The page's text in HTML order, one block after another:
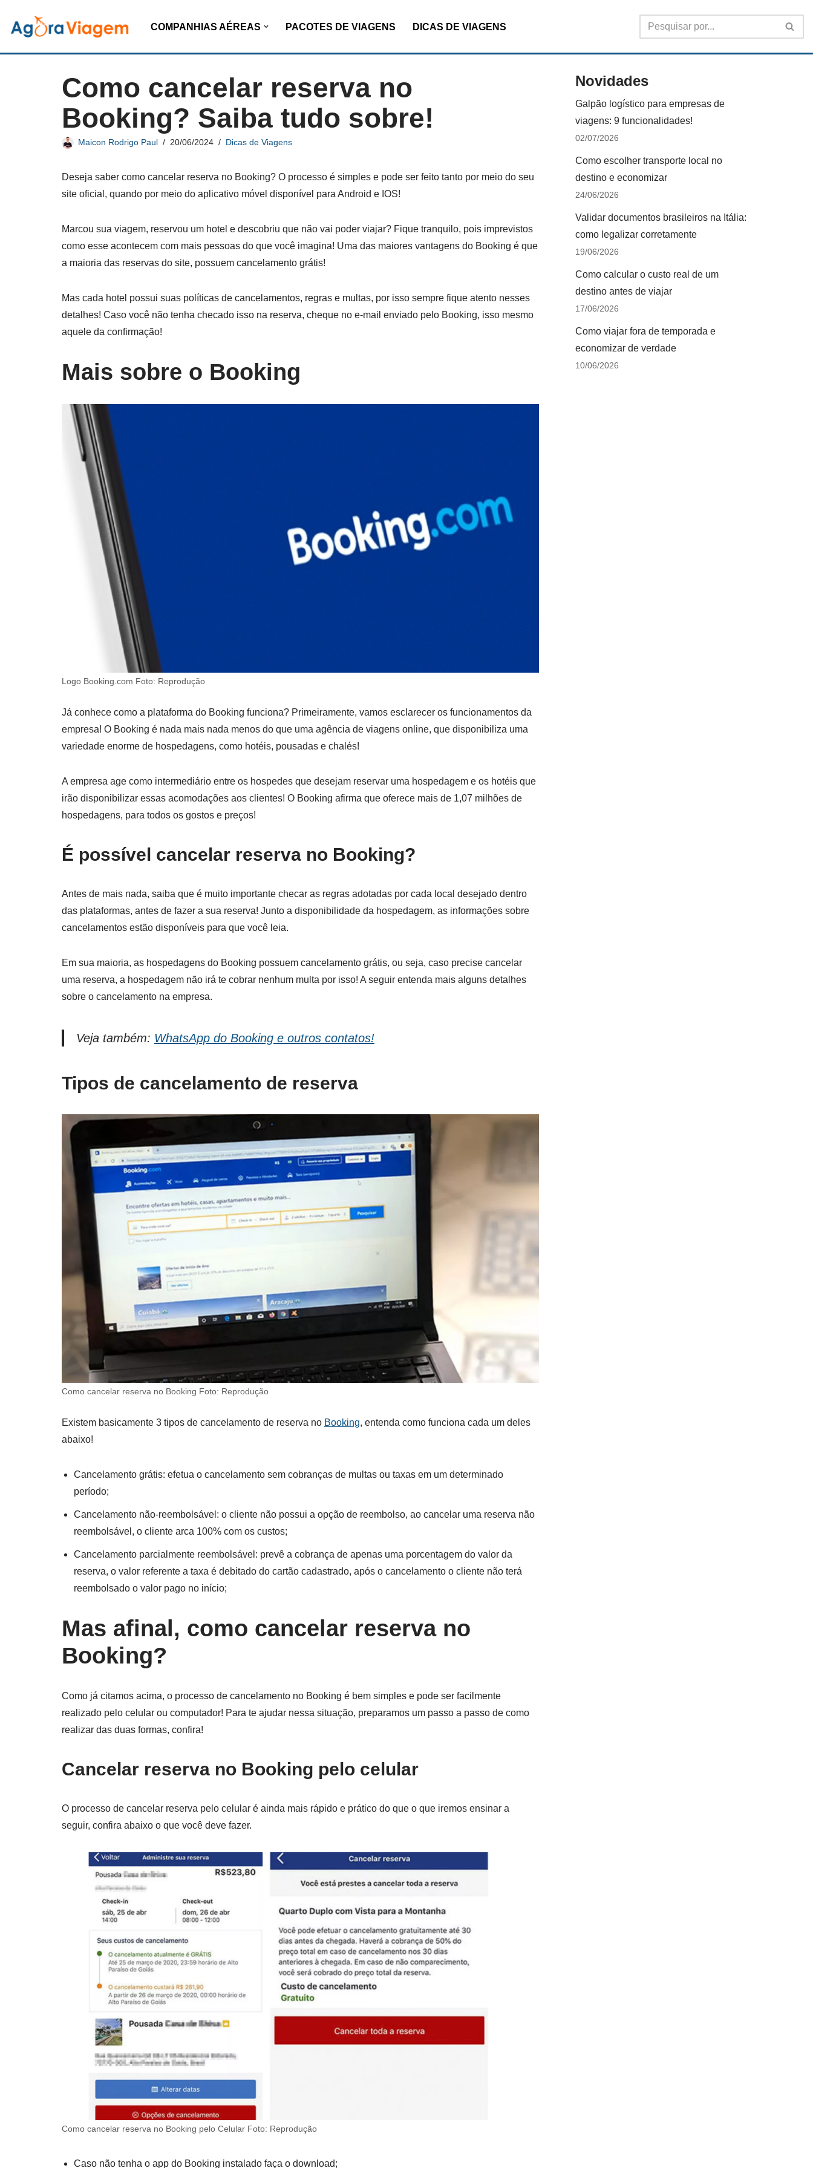
Pular
para
COMPANHIAS AÉREAS PACOTES DE VIAGENS DICAS DE VIAGENS
Como cancelar reserva no
Booking? Saiba tudo sobre!
Maicon Rodrigo Paul 20/06/2024 Dicas de Viagens
Deseja saber como cancelar reserva no Booking? O processo é simples e pode ser feito tanto por meio do seu
site oficial, quando por meio do aplicativo móvel disponível para Android e IOS!
Marcou sua viagem, reservou um hotel e descobriu que não vai poder viajar? Fique tranquilo, pois imprevistos
como esse acontecem com mais pessoas do que você imagina! Uma das maiores vantagens do Booking é que
a maioria das reservas do site, possuem cancelamento grátis!
Mas cada hotel possui suas políticas de cancelamentos, regras e multas, por isso sempre fique atento nesses
detalhes! Caso você não tenha checado isso na reserva, cheque no e-mail enviado pelo Booking, isso mesmo
aquele da confirmação!
Mais sobre o Booking
Logo Booking.com Foto: Reprodução
Já conhece como a plataforma do Booking funciona? Primeiramente, vamos esclarecer os funcionamentos da
empresa! O Booking é nada mais nada menos do que uma agência de viagens online, que disponibiliza uma
variedade enorme de hospedagens, como hotéis, pousadas e chalés!
A empresa age como intermediário entre os hospedes que desejam reservar uma hospedagem e os hotéis que
irão disponibilizar essas acomodações aos clientes! O Booking afirma que oferece mais de 1,07 milhões de
hospedagens, para todos os gostos e preços!
É possível cancelar reserva no Booking?
Antes de mais nada, saiba que é muito importante checar as regras adotadas por cada local desejado dentro
das plataformas, antes de fazer a sua reserva! Junto a disponibilidade da hospedagem, as informações sobre
cancelamentos estão disponíveis para que você leia.
Em sua maioria, as hospedagens do Booking possuem cancelamento grátis, ou seja, caso precise cancelar
uma reserva, a hospedagem não irá te cobrar nenhum multa por isso! A seguir entenda mais alguns detalhes
sobre o cancelamento na empresa.
Veja também: WhatsApp do Booking e outros contatos!
Tipos de cancelamento de reserva
Como cancelar reserva no Booking Foto: Reprodução
Existem basicamente 3 tipos de cancelamento de reserva no Booking, entenda como funciona cada um deles
abaixo!
Cancelamento grátis: efetua o cancelamento sem cobranças de multas ou taxas em um determinado
período;
Cancelamento não-reembolsável: o cliente não possui a opção de reembolso, ao cancelar uma reserva não
reembolsável, o cliente arca 100% com os custos;
Cancelamento parcialmente reembolsável: prevê a cobrança de apenas uma porcentagem do valor da
reserva, o valor referente a taxa é debitado do cartão cadastrado, após o cancelamento o cliente não terá
reembolsado o valor pago no início;
Mas afinal, como cancelar reserva no
Booking?
Como já citamos acima, o processo de cancelamento no Booking é bem simples e pode ser facilmente
realizado pelo celular ou computador! Para te ajudar nessa situação, preparamos um passo a passo de como
realizar das duas formas, confira!
Cancelar reserva no Booking pelo celular
O processo de cancelar reserva pelo celular é ainda mais rápido e prático do que o que iremos ensinar a
seguir, confira abaixo o que você deve fazer.
Como cancelar reserva no Booking pelo Celular Foto: Reprodução
Caso não tenha o app do Booking instalado faça o download;
Novidades
Galpão logístico para empresas de
viagens: 9 funcionalidades!
02/07/2026
Como escolher transporte local no
destino e economizar
24/06/2026
Validar documentos brasileiros na Itália:
como legalizar corretamente
19/06/2026
Como calcular o custo real de um
destino antes de viajar
17/06/2026
Como viajar fora de temporada e
economizar de verdade
10/06/2026